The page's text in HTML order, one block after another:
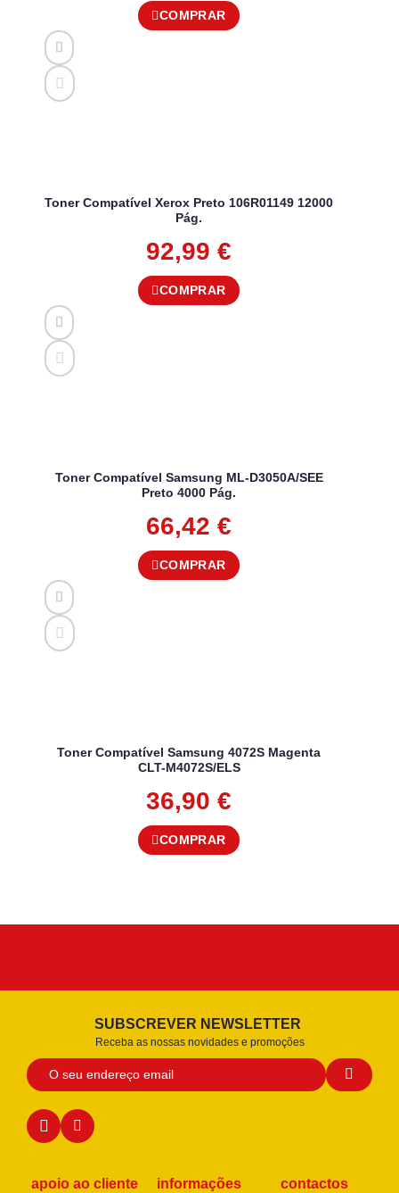
COMPRAR
Toner Compatível Xerox Preto 106R01149 12000
Pág.
92,99 €
COMPRAR
Toner Compatível Samsung ML-D3050A/SEE
Preto 4000 Pág.
66,42 €
COMPRAR
Toner Compatível Samsung 4072S Magenta
CLT-M4072S/ELS
36,90 €
COMPRAR
SUBSCREVER NEWSLETTER
Receba as nossas novidades e promoções
apoio ao cliente informações contactos